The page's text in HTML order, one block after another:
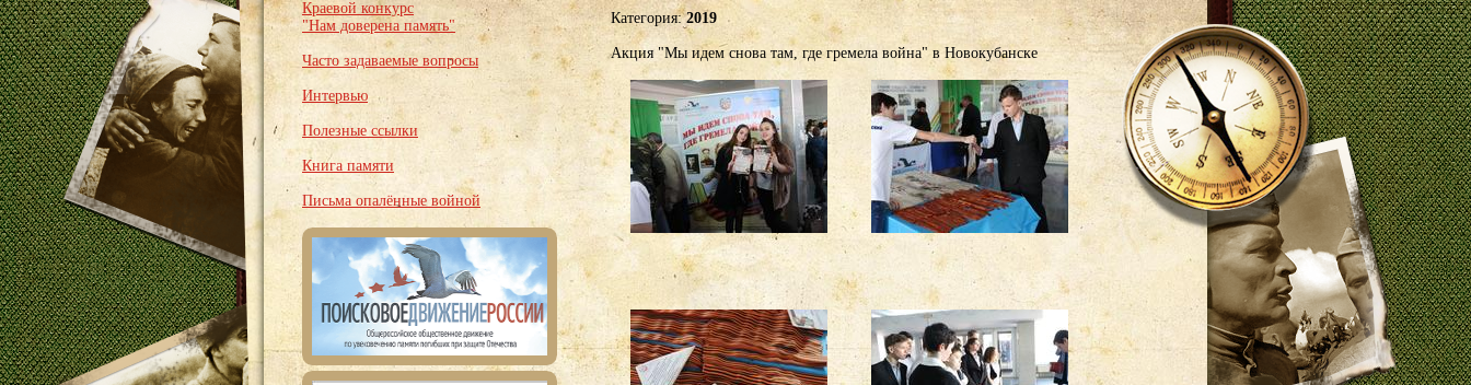
Краевой конкурс
"Нам доверена память"
Часто задаваемые вопросы
Интервью
Полезные ссылки
Книга памяти
Письма опалённые войной
Категория:2019
Акция "Мы идем снова там, где гремела война" в Новокубанске